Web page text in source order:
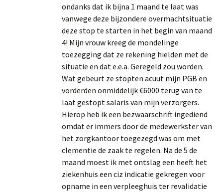
ondanks dat ik bijna 1 maand te laat was
vanwege deze bijzondere overmachtsituatie
deze stop te starten in het begin van maand
4! Mijn vrouw kreeg de mondelinge
toezegging dat ze rekening hielden met de
situatie en dat e.e.a. Geregeld zou worden.
Wat gebeurt ze stopten acuut mijn PGB en
vorderden onmiddelijk €6000 terug van te
laat gestopt salaris van mijn verzorgers.
Hierop heb ik een bezwaarschrift ingediend
omdat er immers door de medewerkster van
het zorgkantoor toegezegd was om met
clementie de zaak te regelen. Na de 5 de
maand moest ik met ontslag een heeft het
ziekenhuis een ciz indicatie gekregen voor
opname in een verpleeghuis ter revalidatie